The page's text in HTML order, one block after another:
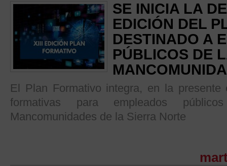
SE INICIA LA
EDICIÓN DEL
DESTINADO A
PÚBLICOS DE
El Plan Formativo integra, en la presente
formativas para empleados
Mancomunidades de la Sierra Norte